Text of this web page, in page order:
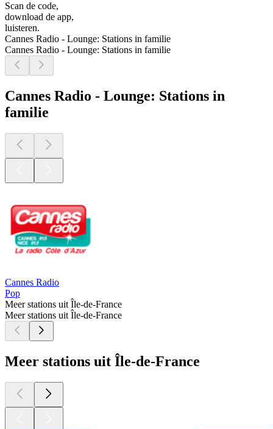
Scan de code,
download de app,
luisteren.
Cannes Radio - Lounge: Stations in familie
Cannes Radio - Lounge: Stations in familie
Cannes Radio - Lounge: Stations in
familie
Cannes Radio
Pop
Meer stations uit Île-de-France
Meer stations uit Île-de-France
Meer stations uit Île-de-France